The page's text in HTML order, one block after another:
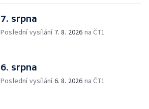
7. srpna
Poslední vysílání 7. 8. 2026 na ČT1
6. srpna
Poslední vysílání6. 8. 2026 na ČT1